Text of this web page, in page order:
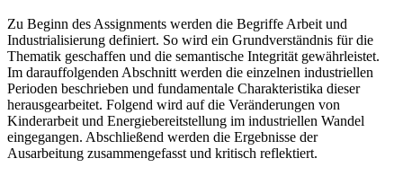
Zu Beginn des Assignments werden die Begriffe Arbeit und
Industrialisierung definiert. So wird ein Grundverständnis für die
Thematik geschaffen und die semantische Integrität gewährleistet.
Im darauffolgenden Abschnitt werden die einzelnen industriellen
Perioden beschrieben und fundamentale Charakteristika dieser
herausgearbeitet. Folgend wird auf die Veränderungen von
Kinderarbeit und Energiebereitstellung im industriellen Wandel
eingegangen. Abschließend werden die Ergebnisse der
Ausarbeitung zusammengefasst und kritisch reflektiert.